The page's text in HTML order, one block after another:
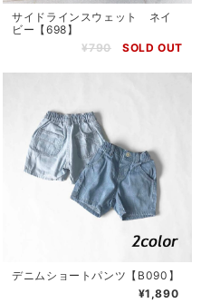
サイドラインスウェット ネイ
ビー【698】
¥790
SOLD OUT
デニムショートパンツ【B090】
¥1,890